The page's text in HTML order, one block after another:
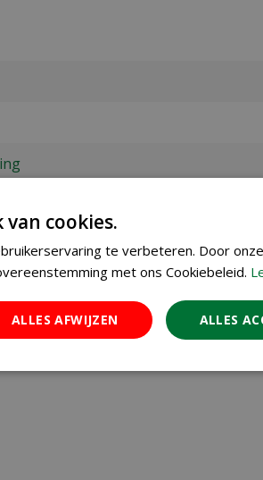
cookies.
te verbeteren. Door
met ons Cookiebeleid.
ALLES
ALLES AFWIJZEN